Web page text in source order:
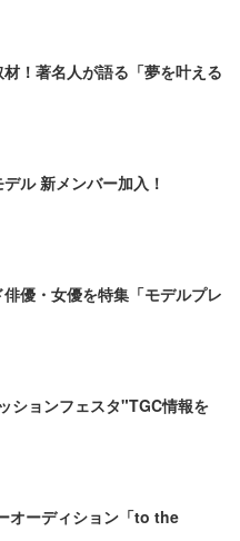
！著名人が語る「夢を叶える
ル 新メンバー加入！
優・女優を特集「モデルプレ
ションフェスタ"TGC情報を
オーディション「to the